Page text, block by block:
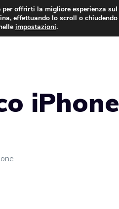
offrirti la migliore esperienza
effettuando lo scroll o
impostazioni.